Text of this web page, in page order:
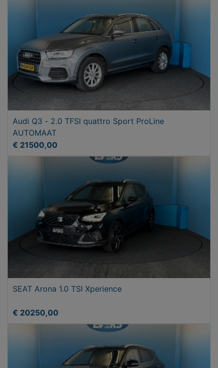
Audi Q3 - 2.0 TFSI quattro Sport ProLine
AUTOMAAT
€ 21500,00
SEAT Arona 1.0 TSI Xperience
€ 20250,00